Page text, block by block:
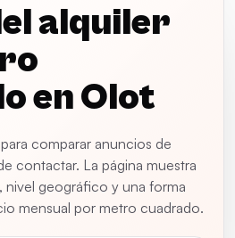
alquiler
en Olot
comparar anuncios de
contactar. La página muestra
geográfico y una forma
mensual por metro cuadrado.